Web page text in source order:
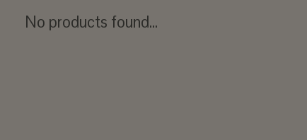
No products found...